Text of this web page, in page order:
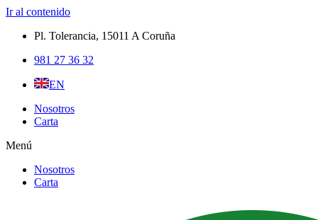
Ir al contenido
Pl. Tolerancia, 15011 A Coruña​
981 27 36 32
EN
Nosotros
Carta
Menú
Nosotros
Carta